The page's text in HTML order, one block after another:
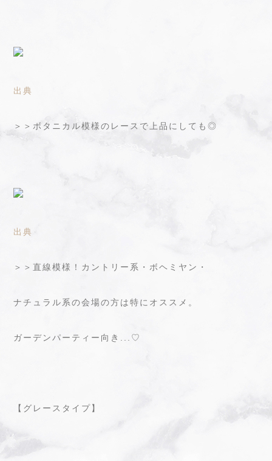
出典
＞＞ボタニカル模様のレースで上品にしても◎
出典
＞＞直線模様！カントリー系・ボヘミヤン・
ナチュラル系の会場の方は特にオススメ。
ガーデンパーティー向き...♡
【グレースタイプ】